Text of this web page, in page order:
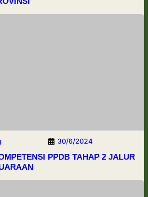
30/6/2024
PPDB TAHAP 2 JALUR